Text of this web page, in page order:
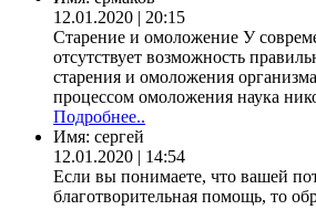
12.01.2020 | 20:15
Старение и омоложение У
отсутствует возможность
старения и омоложения
процессом омоложения наука
Подробнее..
Имя: сергей
12.01.2020 | 14:54
Если вы понимаете, что вашей
благотворительная помощь, то